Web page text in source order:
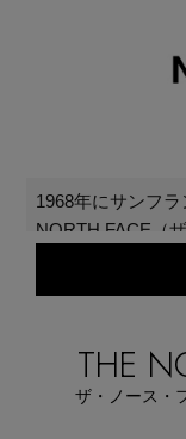
メールマガジン
ご登録はこちら
ご利用ガイド
1968年にサンフ
NORTH FACE（
カの原形ともい
し、革新と冒険
THE
ザ・ノース・